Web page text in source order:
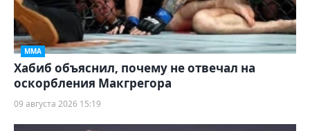
ММА
Хабиб объяснил, почему не отвечал на
оскорбления Макгрегора
09 августа 2026 15:19